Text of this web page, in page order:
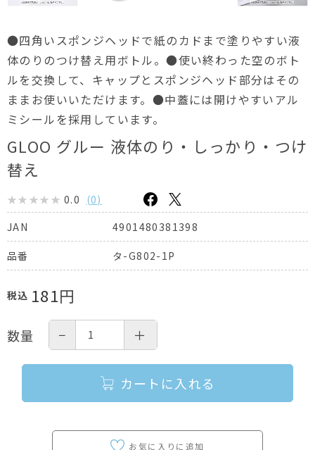
●四角いスポンジヘッドで紙のカドまで塗りやすい液
体のりのつけ替え用ボトル。●使い終わった空のボト
ルを交換して、キャップとスポンジヘッド部分はその
ままお使いいただけます。●中蓋には開けやすいアル
ミシールを採用しています。
GLOO グルー 液体のり・しっかり・つけ
替え
0.0 (0)
JAN
4901480381398
品番 タ-G802-1P
税込 181円
数量 − ＋
カートに入れる